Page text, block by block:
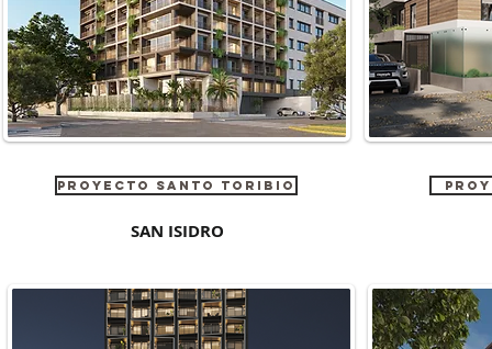
Proyecto SANTO TORIBIO
SAN ISIDRO